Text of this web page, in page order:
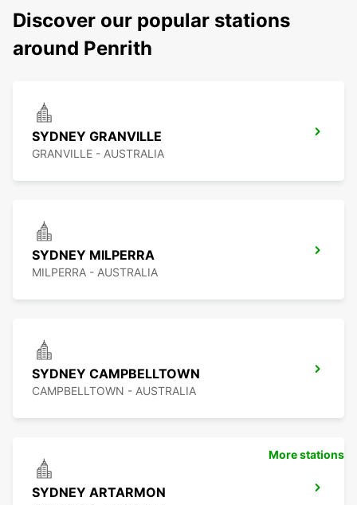
Discover our popular stations
around Penrith
SYDNEY GRANVILLE
GRANVILLE - AUSTRALIA
SYDNEY MILPERRA
MILPERRA - AUSTRALIA
SYDNEY CAMPBELLTOWN
CAMPBELLTOWN - AUSTRALIA
SYDNEY ARTARMON
More stations